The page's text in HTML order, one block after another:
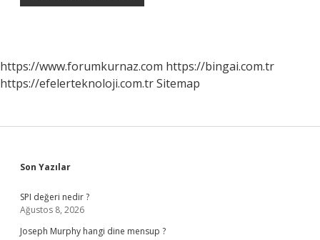
https://www.forumkurnaz.com https://bingai.com.tr
https://efelerteknoloji.com.trSitemap
Sidebar
Son Yazılar
SPI değeri nedir ?
Ağustos 8, 2026
Joseph Murphy hangi dine mensup ?